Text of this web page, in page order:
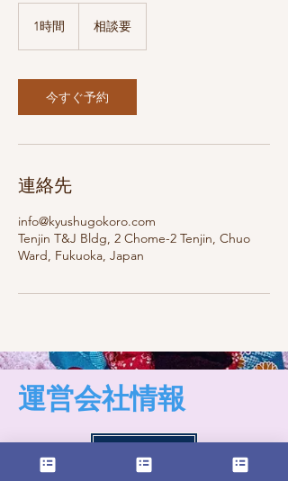
1時間 相談要
今すぐ予約
連絡先
info@kyushugokoro.com
Tenjin T&J Bldg, 2 Chome-2 Tenjin, Chuo
Ward, Fukuoka, Japan
​運営会社情報